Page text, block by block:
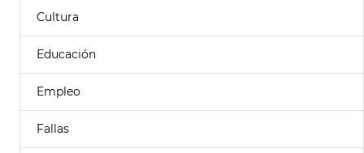
Cultura
Educación
Empleo
Fallas